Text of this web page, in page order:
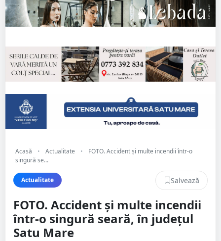
Acasă • Actualitate •
FOTO. Accident și multe incendii într-o
singură se...
Actualitate Salvează
FOTO. Accident și multe incendii
într-o singură seară, în județul
Satu Mare